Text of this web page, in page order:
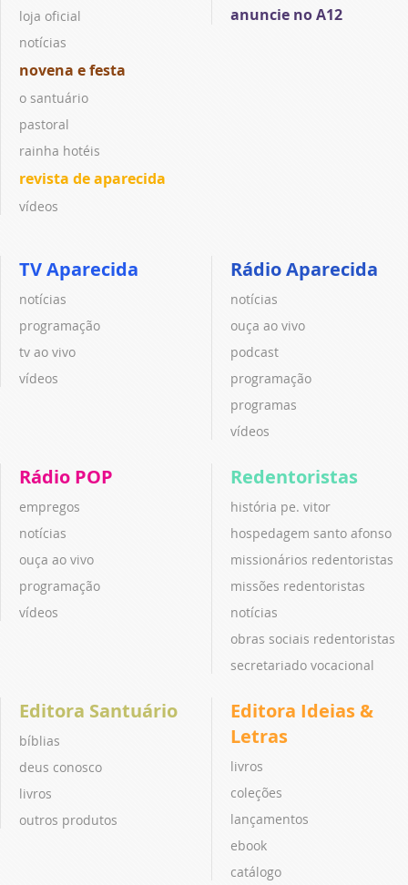
loja oficial
notícias
novena e festa
o santuário
pastoral
rainha hotéis
revista de aparecida
vídeos
anuncie no A12
TV Aparecida
notícias
programação
tv ao vivo
vídeos
Rádio Aparecida
notícias
ouça ao vivo
podcast
programação
programas
vídeos
Rádio POP
empregos
notícias
ouça ao vivo
programação
vídeos
Redentoristas
história pe. vitor
hospedagem santo afonso
missionários redentoristas
missões redentoristas
notícias
obras sociais redentoristas
secretariado vocacional
Editora Santuário
bíblias
deus conosco
livros
outros produtos
Editora Ideias &
Letras
livros
coleções
lançamentos
ebook
catálogo